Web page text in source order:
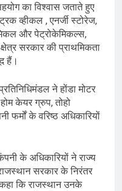
का विश्वास जताते हुए
व्हीकल , एनर्जी स्टोरेज,
और पेट्रोकेमिकल्स,
सरकार की प्राथमिकता
हैं।
ने होंडा मोटर
केयर ग्रुप, तोहो
फर्मों के वरिष्ठ अधिकारियों
के अधिकारियों ने राज्य
सरकार के निरंतर
कि राजस्थान उनके